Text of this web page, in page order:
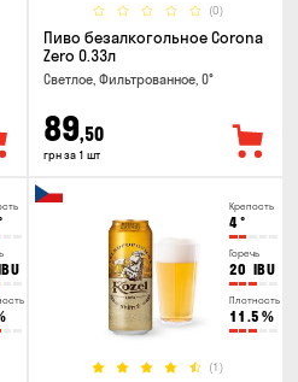
(0)
Пиво безалкогольное Corona
Zero 0.33л
Светлое, Фильтрованное, 0°
89,50
грн за 1 шт
Крепость
4°
Горечь
20 IBU
Плотность
11.5 %
(1)